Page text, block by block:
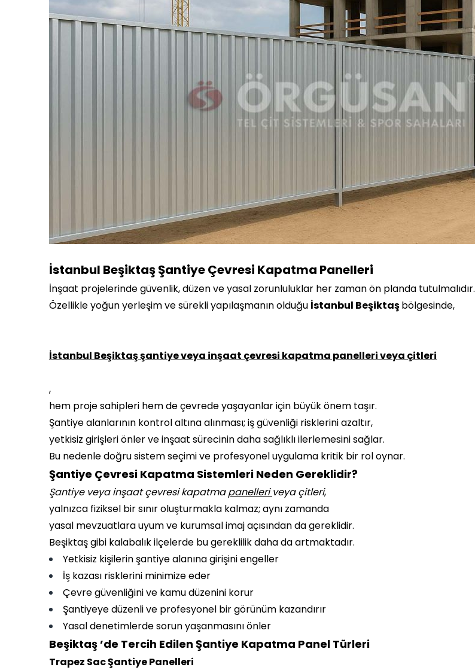
İstanbul Beşiktaş Şantiye Çevresi Kapatma Panelleri
İnşaat projelerinde güvenlik, düzen ve yasal zorunluluklar her zaman ön planda tutulmalıdır.
Özellikle yoğun yerleşim ve sürekli yapılaşmanın olduğu İstanbul Beşiktaşbölgesinde,
İstanbul Beşiktaş şantiye veya inşaat çevresi kapatma panelleri veya çitleri
,
hem proje sahipleri hem de çevrede yaşayanlar için büyük önem taşır.
Şantiye alanlarının kontrol altına alınması; iş güvenliği risklerini azaltır,
yetkisiz girişleri önler ve inşaat sürecinin daha sağlıklı ilerlemesini sağlar.
Bu nedenle doğru sistem seçimi ve profesyonel uygulama kritik bir rol oynar.
Şantiye Çevresi Kapatma Sistemleri Neden Gereklidir?
Şantiye veya inşaat çevresi kapatmapanelleriveya çitleri,
yalnızca fiziksel bir sınır oluşturmakla kalmaz; aynı zamanda
yasal mevzuatlara uyum ve kurumsal imaj açısından da gereklidir.
Beşiktaş gibi kalabalık ilçelerde bu gereklilik daha da artmaktadır.
Yetkisiz kişilerin şantiye alanına girişini engeller
İş kazası risklerini minimize eder
Çevre güvenliğini ve kamu düzenini korur
Şantiyeye düzenli ve profesyonel bir görünüm kazandırır
Yasal denetimlerde sorun yaşanmasını önler
Beşiktaş ’de Tercih Edilen Şantiye Kapatma Panel Türleri
Trapez Sac Şantiye Panelleri